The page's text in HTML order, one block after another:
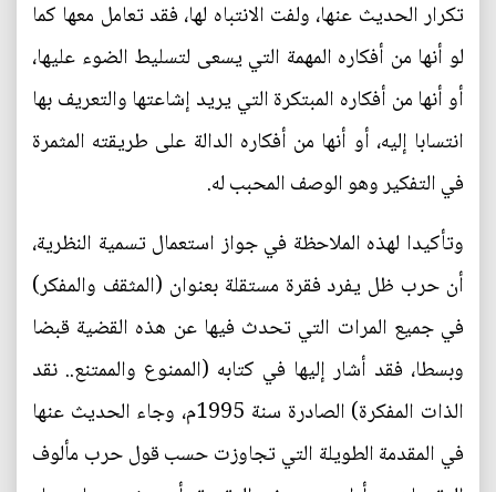
تكرار الحديث عنها، ولفت الانتباه لها، فقد تعامل معها كما
لو أنها من أفكاره المهمة التي يسعى لتسليط الضوء عليها،
أو أنها من أفكاره المبتكرة التي يريد إشاعتها والتعريف بها
انتسابا إليه، أو أنها من أفكاره الدالة على طريقته المثمرة
في التفكير وهو الوصف المحبب له.
وتأكيدا لهذه الملاحظة في جواز استعمال تسمية النظرية،
أن حرب ظل يفرد فقرة مستقلة بعنوان (المثقف والمفكر)
في جميع المرات التي تحدث فيها عن هذه القضية قبضا
وبسطا، فقد أشار إليها في كتابه (الممنوع والممتنع.. نقد
الذات المفكرة) الصادرة سنة 1995م، وجاء الحديث عنها
في المقدمة الطويلة التي تجاوزت حسب قول حرب مألوف